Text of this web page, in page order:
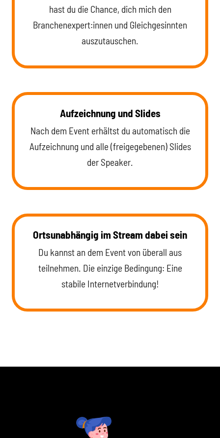
hast du die Chance, dich mich den
Branchenexpert:innen und Gleichgesinnten
auszutauschen.
Aufzeichnung und Slides
Nach dem Event erhältst du automatisch die
Aufzeichnung und alle (freigegebenen) Slides
der Speaker.
Ortsunabhängig im Stream dabei sein
Du kannst an dem Event von überall aus
teilnehmen. Die einzige Bedingung: Eine
stabile Internetverbindung!